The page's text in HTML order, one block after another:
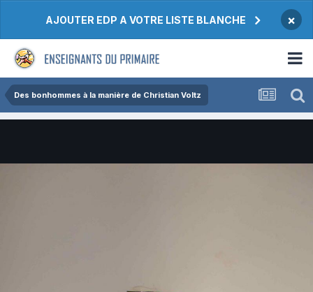
AJOUTER EDP A VOTRE LISTE BLANCHE ×
Des bonhommes à la manière de Christian Voltz